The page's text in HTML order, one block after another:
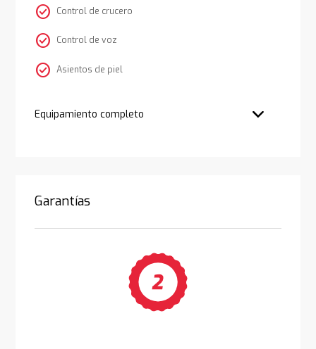
check_circle Control de crucero
check_circle Control de voz
check_circle Asientos de piel
Equipamiento completo
Garantías